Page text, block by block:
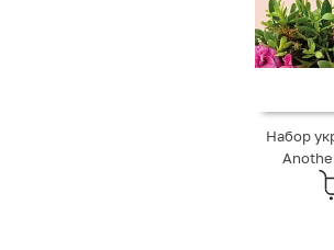
Набор